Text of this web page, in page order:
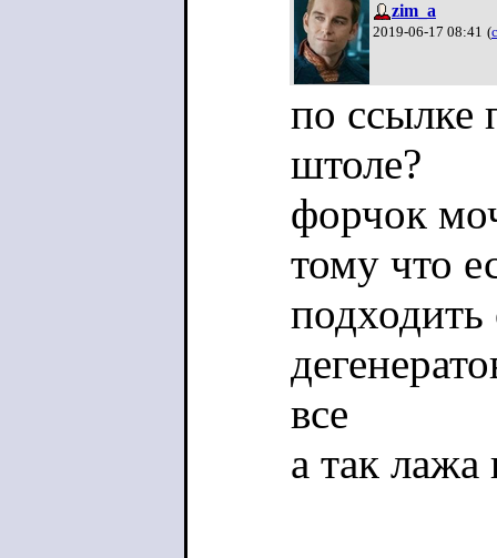
zim_a
2019-06-17 08:41 (
по ссылке
штоле?
форчок
тому что
подходить
все
а так лажа